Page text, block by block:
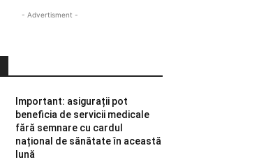
- Advertisment -
Important: asigurații pot
beneficia de servicii medicale
fără semnare cu cardul
național de sănătate în această
lună